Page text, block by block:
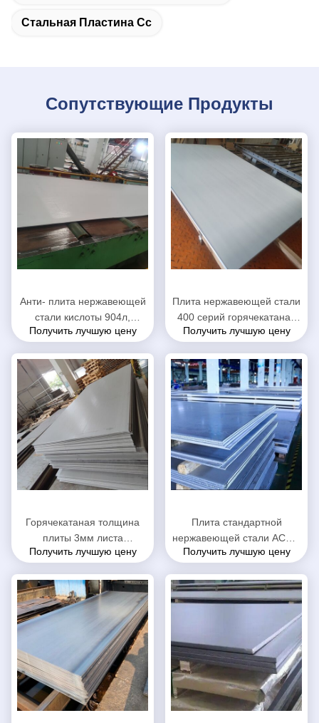
Стальная Пластина Сс
Сопутствующие Продукты
Анти- плита нержавеющей
стали кислоты 904л,
стальная пластина СС для
Получить лучшую цену
Плита нержавеющей стали
400 серий горячекатаная
толщина 0.1мм до 150мм
Получить лучшую цену
Горячекатаная толщина
плиты 3мм листа
нержавеющей стали вверх
Получить лучшую цену
Плита стандартной
нержавеющей стали АСМЭ
горячекатаная толщина
Получить лучшую цену